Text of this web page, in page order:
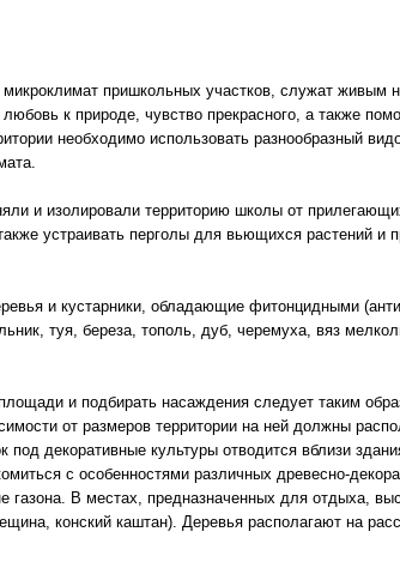
пришкольных участков, служат живым
к природе, чувство прекрасного, а также
необходимо использовать разнообразный
и изолировали территорию школы от
устраивать перголы для вьющихся растений и
и кустарники, обладающие фитонцидными
туя, береза, тополь, дуб, черемуха, вяз
и подбирать насаждения следует таким
от размеров территории на ней должны
декоративные культуры отводится вблизи
с особенностями различных древесно-
газона. В местах, предназначенных для отдыха,
конский каштан). Деревья располагают на